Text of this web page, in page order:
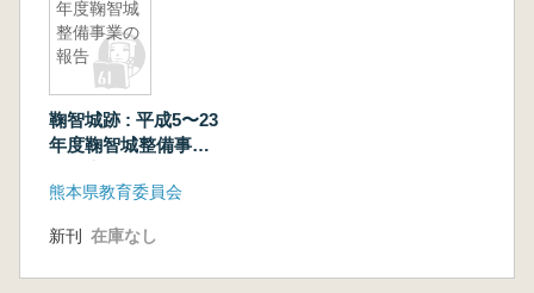
年度鞠智城
整備事業の
報告
鞠智城跡 : 平成5〜23
年度鞠智城整備事業
熊本県教育委員会
新刊 在庫なし